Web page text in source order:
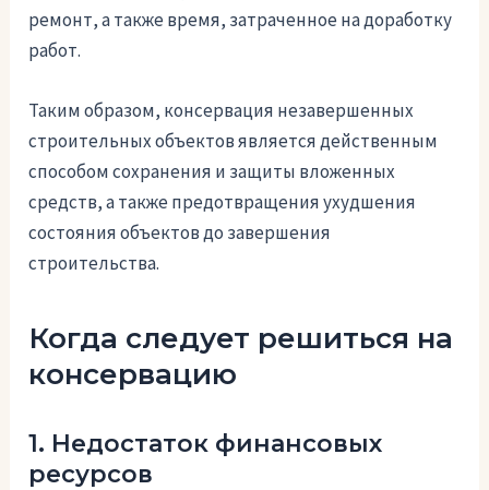
ремонт, а также время, затраченное на доработку
работ.
Таким образом, консервация незавершенных
строительных объектов является действенным
способом сохранения и защиты вложенных
средств, а также предотвращения ухудшения
состояния объектов до завершения
строительства.
Когда следует решиться на
консервацию
1. Недостаток финансовых
ресурсов